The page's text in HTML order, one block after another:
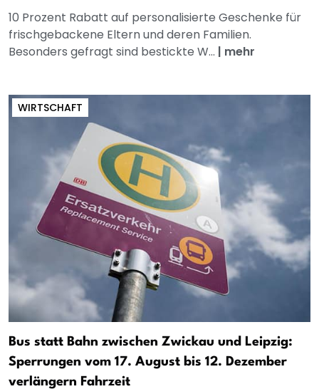
10 Prozent Rabatt auf personalisierte Geschenke für
frischgebackene Eltern und deren Familien.
Besonders gefragt sind bestickte W... | mehr
WIRTSCHAFT
Bus statt Bahn zwischen Zwickau und Leipzig:
Sperrungen vom 17. August bis 12. Dezember
verlängern Fahrzeit